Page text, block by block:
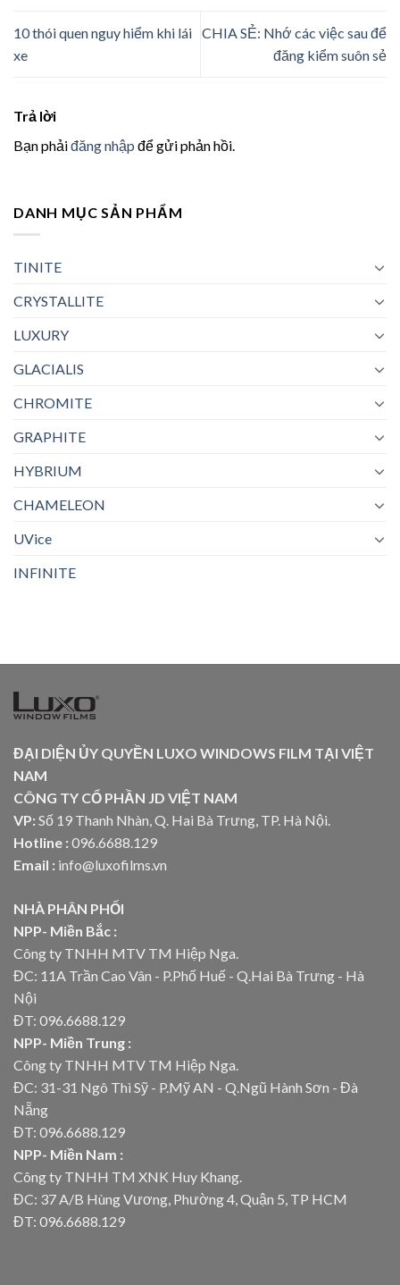
10 thói quen nguy hiểm khi lái
xe
CHIA SẺ: Nhớ các việc sau để
đăng kiểm suôn sẻ
Trả lời
Bạn phảiđăng nhập để gửi phản hồi.
DANH MỤC SẢN PHẨM
TINITE
CRYSTALLITE
LUXURY
GLACIALIS
CHROMITE
GRAPHITE
HYBRIUM
CHAMELEON
UVice
INFINITE
ĐẠI DIỆN ỦY QUYỀN LUXO WINDOWS FILM TẠI VIỆT
NAM
CÔNG TY CỔ PHẦN JD VIỆT NAM
VP: Số 19 Thanh Nhàn, Q. Hai Bà Trưng, TP. Hà Nội.
Hotline : 096.6688.129
Email : info@luxofilms.vn
NHÀ PHÂN PHỐI
NPP- Miền Bắc :
Công ty TNHH MTV TM Hiệp Nga.
ĐC: 11A Trần Cao Vân - P.Phố Huế - Q.Hai Bà Trưng - Hà
Nội
ĐT: 096.6688.129
NPP- Miền Trung :
Công ty TNHH MTV TM Hiệp Nga.
ĐC: 31-31 Ngô Thì Sỹ - P.Mỹ AN - Q.Ngũ Hành Sơn - Đà
Nẵng
ĐT: 096.6688.129
NPP- Miền Nam :
Công ty TNHH TM XNK Huy Khang.
ĐC: 37 A/B Hùng Vương, Phường 4, Quận 5, TP HCM
ĐT: 096.6688.129